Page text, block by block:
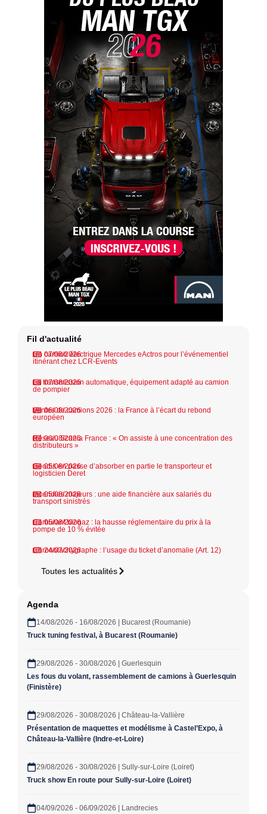
Fil d'actualité
07/08/2026
Un camion électrique Mercedes eActros pour l’événementiel
itinérant chez LCR-Events
07/08/2026
La transmission automatique, équipement adapté au camion
de pompier
06/08/2026
Ventes de camions 2026 : la France à l’écart du rebond
européen
06/08/2026
Réseau Scania France : « On assiste à une concentration des
distributeurs »
05/08/2026
Geodis en passe d’absorber en partie le transporteur et
logisticien Deret
05/08/2026
Incendies majeurs : une aide financière aux salariés du
transport sinistrés
05/08/2026
Carburant biogaz : la hausse réglementaire du prix à la
pompe de 10 % évitée
24/07/2026
Chronotachygraphe : l’usage du ticket d’anomalie (Art. 12)
Toutes les actualités
Agenda
14/08/2026 - 16/08/2026 | Bucarest (Roumanie)
Truck tuning festival, à Bucarest (Roumanie)
29/08/2026 - 30/08/2026 | Guerlesquin
Les fous du volant, rassemblement de camions à Guerlesquin
(Finistère)
29/08/2026 - 30/08/2026 | Château-la-Vallière
Présentation de maquettes et modélisme à Castel’Expo, à
Château-la-Vallière (Indre-et-Loire)
29/08/2026 - 30/08/2026 | Sully-sur-Loire (Loiret)
Truck show En route pour Sully-sur-Loire (Loiret)
04/09/2026 - 06/09/2026 | Landrecies